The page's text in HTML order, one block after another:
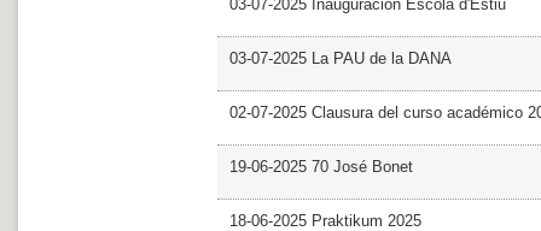
03-07-2025 Inauguración Escola d'Estiu
03-07-2025 La PAU de la DANA
02-07-2025 Clausura del curso académico
19-06-2025 70 José Bonet
18-06-2025 Praktikum 2025